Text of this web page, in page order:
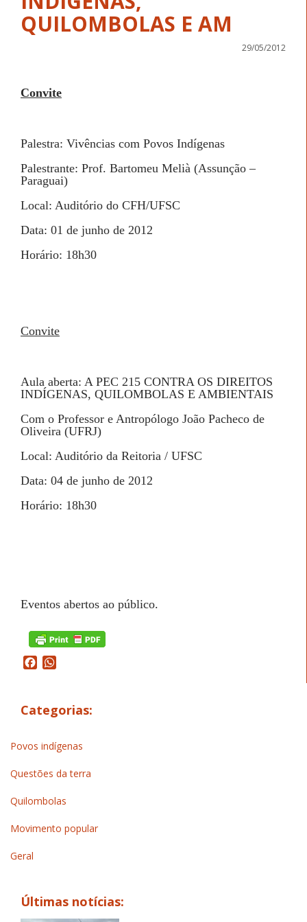
QUILOMBOLAS E AM
29/05/2012
Convite
Palestra: Vivências com Povos Indígenas
Palestrante: Prof. Bartomeu Melià (Assunção –
Paraguai)
Local: Auditório do CFH/UFSC
Data: 01 de junho de 2012
Horário: 18h30
Convite
Aula aberta: A PEC 215 CONTRA OS DIREITOS
INDÍGENAS, QUILOMBOLAS E AMBIENTAIS
Com o Professor e Antropólogo João Pacheco de
Oliveira (UFRJ)
Local: Auditório da Reitoria / UFSC
Data: 04 de junho de 2012
Horário: 18h30
Eventos abertos ao público.
Facebook
Categorias:
Povos indígenas
Questões da terra
Quilombolas
Movimento popular
Geral
Últimas notícias: